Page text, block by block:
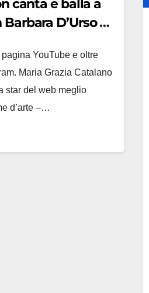
canta e balla a
D’Urso e
YouTube e oltre
Maria Grazia Catalano
star del web meglio
d’arte –…